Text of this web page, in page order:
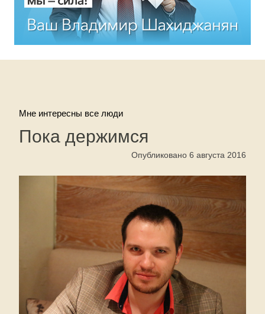
Мне интересны все люди
Пока держимся
Опубликовано 6 августа 2016